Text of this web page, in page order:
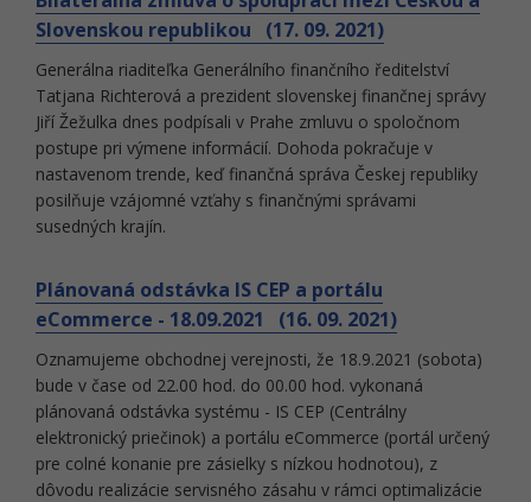
Slovenskou republikou (17. 09. 2021)
Generálna riaditeľka Generálního finančního ředitelství
Tatjana Richterová a prezident slovenskej finančnej správy
Jiří Žežulka dnes podpísali v Prahe zmluvu o spoločnom
postupe pri výmene informácií. Dohoda pokračuje v
nastavenom trende, keď finančná správa Českej republiky
posilňuje vzájomné vzťahy s finančnými správami
susedných krajín.
Plánovaná odstávka IS CEP a portálu
eCommerce - 18.09.2021 (16. 09. 2021)
Oznamujeme obchodnej verejnosti, že 18.9.2021 (sobota)
bude v čase od 22.00 hod. do 00.00 hod. vykonaná
plánovaná odstávka systému - IS CEP (Centrálny
elektronický priečinok) a portálu eCommerce (portál určený
pre colné konanie pre zásielky s nízkou hodnotou), z
dôvodu realizácie servisného zásahu v rámci optimalizácie